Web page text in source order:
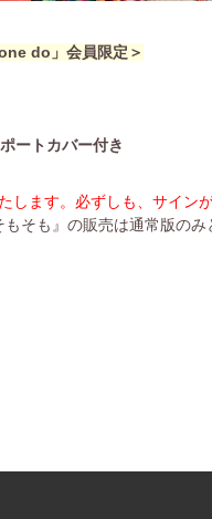
do」会員限定＞
ートカバー付き
ます。必ずしも、サイン
そも』の販売は通常版の